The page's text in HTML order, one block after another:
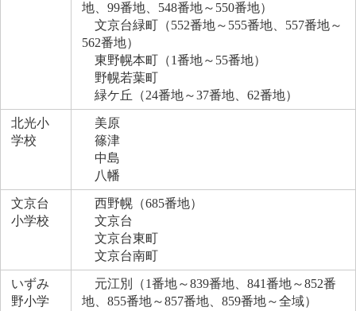
地、99番地、548番地～550番地）
文京台緑町（552番地～555番地、557番地～
562番地）
東野幌本町（1番地～55番地）
野幌若葉町
緑ケ丘（24番地～37番地、62番地）
北光小
学校
美原
篠津
中島
八幡
文京台
小学校
西野幌（685番地）
文京台
文京台東町
文京台南町
いずみ
野小学
元江別（1番地～839番地、841番地～852番
地、855番地～857番地、859番地～全域）